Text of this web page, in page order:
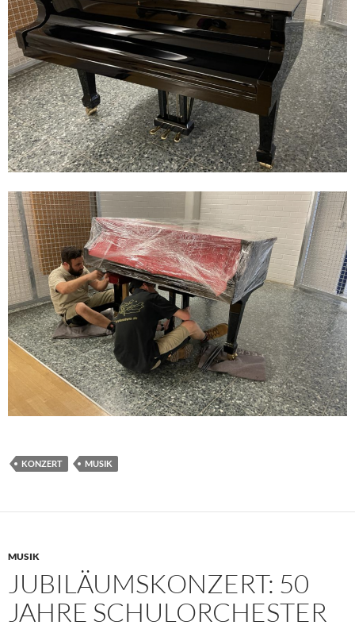
KONZERT MUSIK
MUSIK
JUBILÄUMSKONZERT: 50
JAHRE SCHULORCHESTER